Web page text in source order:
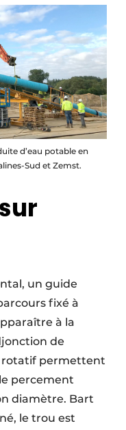
d’eau potable en
Sud et Zemst.
un guide
fixé à
à la
de
permettent
percement
diamètre. Bart
le trou est